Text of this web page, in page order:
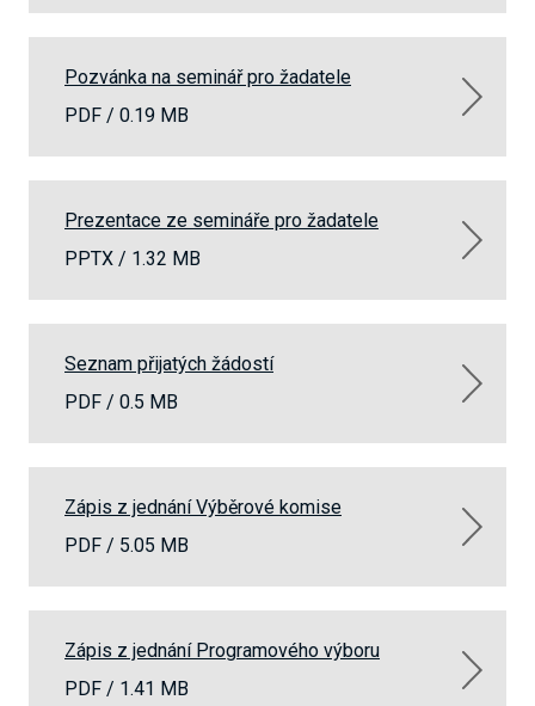
Pozvánka na seminář pro žadatele
PDF / 0.19 MB
Prezentace ze semináře pro žadatele
PPTX / 1.32 MB
Seznam přijatých žádostí
PDF / 0.5 MB
Zápis z jednání Výběrové komise
PDF / 5.05 MB
Zápis z jednání Programového výboru
PDF / 1.41 MB